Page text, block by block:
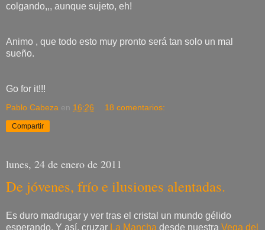
colgando,,, aunque sujeto, eh!
Animo , que todo esto muy pronto será tan solo un mal
sueño.
Go for it!!!
Pablo Cabeza en 16:26 18 comentarios:
Compartir
lunes, 24 de enero de 2011
De jóvenes, frío e ilusiones alentadas.
Es duro madrugar y ver tras el cristal un mundo gélido
esperando. Y así, cruzar La Mancha desde nuestra Vega del